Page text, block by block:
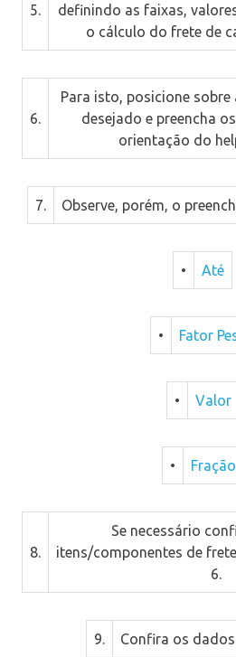
5.
definindo as faixas,
o cálculo do frete de
6.
Para isto, posicione
desejado e preencha
orientação do
7. Observe, porém, o
• Até
• Fator
• Valor
• Fração
8.
Se necessário
itens/componentes de
6.
9. Confira os